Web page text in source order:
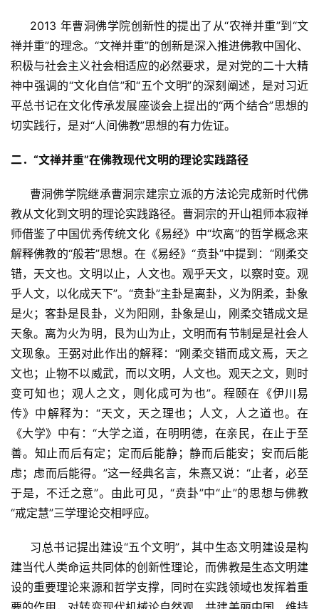
2013 年曹洞佛学院创新性的提出了从“农禅并重”到“文
禅并重”的理念。“文禅并重”的创新是深入推进佛教中国化、
积极与社会主义社会相适应的必然要求，是对党的二十大精
神中强调的“文化自信”和“五个文明”的深刻阐述，是对习近
平总书记在文化传承发展座谈会上提出的“两个结合”思想的
切实践行，是对“人间佛教”思想的有力佐证。
二．“文禅并重”在佛教现代文明的理论实践路径
曹洞佛学院继承曹洞宗建宗立派的方法论完成新时代佛
教从文化到文明的理论实践路径。曹洞宗的开山祖师本寂禅
师借鉴了中国优秀传统文化《易经》中“坎离”的哲学概念来
解释佛教的“般若”思想。在《易经》“贲卦”中提到：“刚柔交
错，天文也。文明以止，人文也。观乎天文，以察时变。观
乎人文，以化成天下”。“贲卦”主卦是离卦，义为阴柔，卦象
是火；客卦是艮卦，义为阳刚，卦象是山，刚柔交错成文是
天象。离为火为明，艮为山为止，文明而有节制是是社会人
文现象。王弼对此作出的解释：“刚柔交错而成文焉，天之
文也；止物不以威武，而以文明，人文也。观天之文，则时
变可知也；观人之文，则化成可为也”。程颐在《伊川易
传》中解释为：“天文，天之理也；人文，人之道也。在
《大学》中有：“大学之道，在明明德，在亲民，在止于至
善。知止而后有定；定而后能静；静而后能安；安而后能
虑；虑而后能得。”这一经典名言，朱熹又说：“止者，必至
于是，不迁之意”。由此可见，“贲卦”中“止”的思想与佛教
“戒定慧”三学理论交相呼应。
习总书记提出建设“五个文明”，其中生态文明建设是构
建当代人类命运共同体的创新性理论，而佛教是生态文明建
设的重要理论来源和哲学支撑，同时在实践领域也发挥着重